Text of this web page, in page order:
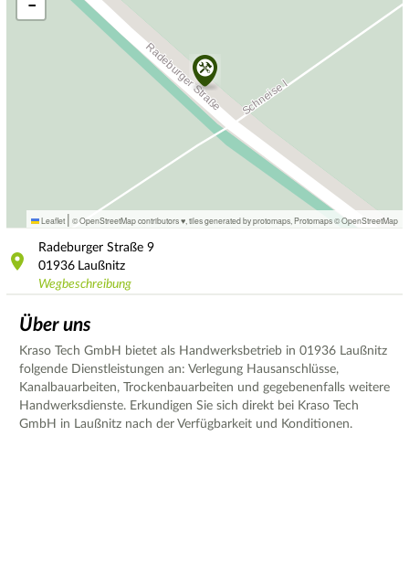
−
Leaflet | © OpenStreetMap contributors ♥, tiles generated by protomaps Protomaps©OpenStreetMap
Radeburger Straße 9
01936 Laußnitz
Wegbeschreibung
Über uns
Kraso Tech GmbH bietet als Handwerksbetrieb in 01936 Laußnitz
folgende Dienstleistungen an: Verlegung Hausanschlüsse,
Kanalbauarbeiten, Trockenbauarbeiten und gegebenenfalls weitere
Handwerksdienste. Erkundigen Sie sich direkt bei Kraso Tech
GmbH in Laußnitz nach der Verfügbarkeit und Konditionen.